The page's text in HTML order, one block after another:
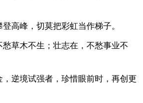
高峰，切莫把彩虹当作梯子。
愁草木不生；壮志在，不愁事业不
，逆境试强者，珍惜眼前时，再创更